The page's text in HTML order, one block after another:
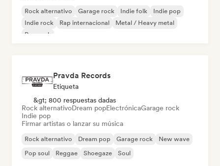
Rock alternativo Garage rock Indie folk
Indie pop
Indie rock
Rap internacional
Metal / Heavy metal
Pop rock
Pravda Records
Etiqueta
&gt; 800 respuestas dadas
Rock alternativoDream popElectrónicaGarage rock
Indie pop
Firmar artistas o lanzar su música
Rock alternativo Dream pop Garage rock
New wave
Pop soul
Reggae Shoegaze Soul